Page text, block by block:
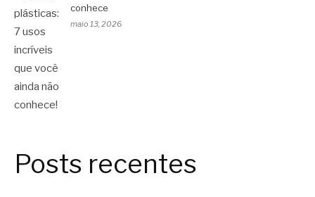
conhece
maio 13, 2026
Posts recentes